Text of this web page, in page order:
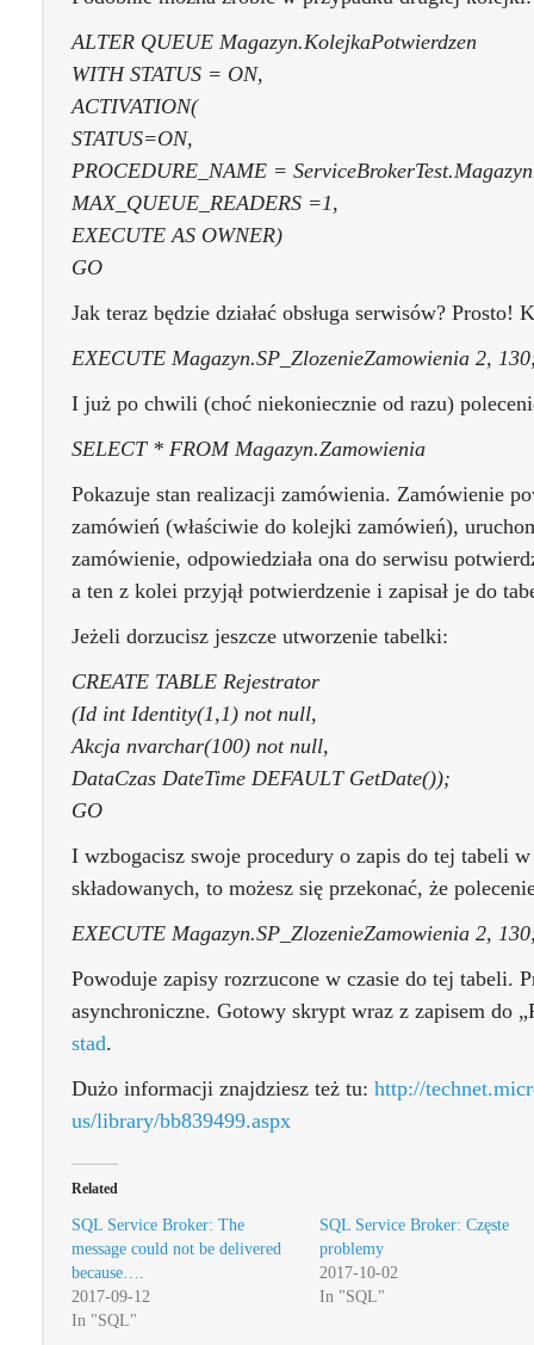
ALTER QUEUE Magazyn.KolejkaPotwierdzen
WITH STATUS = ON,
ACTIVATION(
STATUS=ON,
PROCEDURE_NAME =
MAX_QUEUE_READERS =1,
EXECUTE AS OWNER)
GO
Jak teraz będzie działać obsługa serwisów? Prosto!
EXECUTE Magazyn.SP_ZlozenieZamowienia 2,
I już po chwili (choć niekoniecznie od razu)
SELECT * FROM Magazyn.Zamowienia
Pokazuje stan realizacji zamówienia. Zamówienie
zamówień (właściwie do kolejki zamówień),
zamówienie, odpowiedziała ona do serwisu
a ten z kolei przyjął potwierdzenie i zapisał je do
Jeżeli dorzucisz jeszcze utworzenie tabelki:
CREATE TABLE Rejestrator
(Id int Identity(1,1) not null,
Akcja nvarchar(100) not null,
DataCzas DateTime DEFAULT GetDate());
GO
I wzbogacisz swoje procedury o zapis do tej tabeli
składowanych, to możesz się przekonać, że
EXECUTE Magazyn.SP_ZlozenieZamowienia 2,
Powoduje zapisy rozrzucone w czasie do tej tabeli.
asynchroniczne. Gotowy skrypt wraz z zapisem do
stad.
Dużo informacji znajdziesz też tu: http://
us/library/bb839499.aspx
Related
SQL Service Broker: The
message could not be delivered
because….
2017-09-12
In "SQL"
SQL Service Broker: Częste
problemy
2017-10-02
In "SQL"